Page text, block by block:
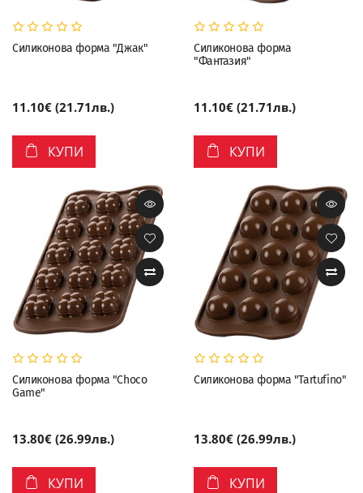
Силиконова форма "Джак"
11.10€ (21.71лв.)
КУПИ
Силиконова форма
"Фантазия"
11.10€ (21.71лв.)
КУПИ
Силиконова форма "Choco
Game"
13.80€ (26.99лв.)
КУПИ
Силиконова форма "Tartufino"
13.80€ (26.99лв.)
КУПИ